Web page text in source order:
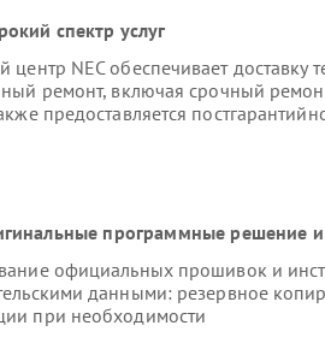
спектр услуг
центр NEC обеспечивает доставку
ремонт, включая срочный
предоставляется
программные решение
официальных прошивок и
данными: резервное
при необходимости